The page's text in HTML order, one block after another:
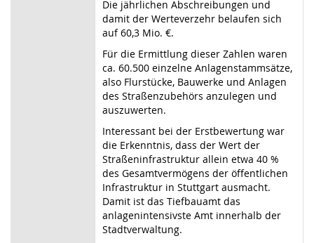
Die jährlichen Abschreibungen und
damit der Werteverzehr belaufen sich
auf 60,3 Mio. €.
Für die Ermittlung dieser Zahlen waren
ca. 60.500 einzelne Anlagenstammsätze,
also Flurstücke, Bauwerke und Anlagen
des Straßenzubehörs anzulegen und
auszuwerten.
Interessant bei der Erstbewertung war
die Erkenntnis, dass der Wert der
Straßeninfrastruktur allein etwa 40 %
des Gesamtvermögens der öffentlichen
Infrastruktur in Stuttgart ausmacht.
Damit ist das Tiefbauamt das
anlagenintensivste Amt innerhalb der
Stadtverwaltung.